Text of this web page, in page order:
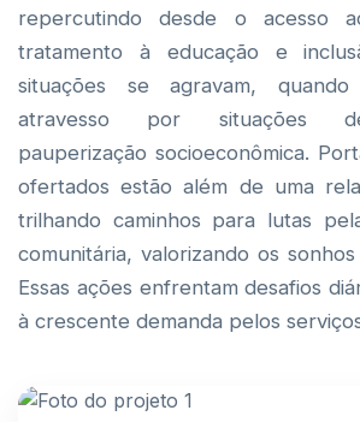
repercutindo desde o acesso
tratamento à educação e
situações se agravam,
atravesso por situações
pauperização socioeconômica.
ofertados estão além de uma
trilhando caminhos para lutas
comunitária, valorizando os
Essas ações enfrentam desafios
à crescente demanda pelos